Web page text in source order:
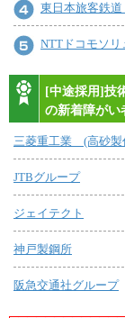
東日本旅客鉄道
NTTドコモソ
[中途採用]技
の新着障がい
三菱重工業 (高砂製
JTBグループ
ジェイテクト
神戸製鋼所
阪急交通社グループ